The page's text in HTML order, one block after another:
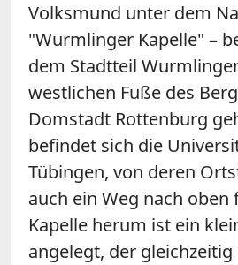
Volksmund unter dem
"Wurmlinger Kapelle" –
dem Stadtteil
westlichen Fuße des
Domstadt Rottenburg
befindet sich die
Tübingen, von deren
auch ein Weg nach
Kapelle herum ist ein
angelegt, der gleichzeitig